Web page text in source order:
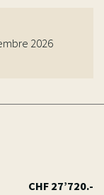
2026
CHF 27’720.-